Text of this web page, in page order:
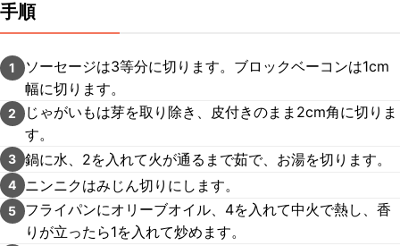
手順
1
ソーセージは3等分に切ります。ブロックベーコンは1cm
幅に切ります。
2
じゃがいもは芽を取り除き、皮付きのまま2cm角に切りま
す。
3 鍋に水、2を入れて火が通るまで茹で、お湯を切ります。
4 ニンニクはみじん切りにします。
5
フライパンにオリーブオイル、4を入れて中火で熱し、香
りが立ったら1を入れて炒めます。